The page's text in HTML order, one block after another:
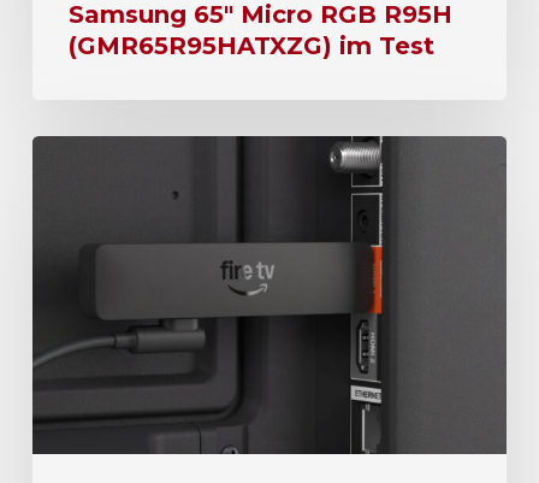
Samsung 65″ Micro RGB R95H
(GMR65R95HATXZG) im Test